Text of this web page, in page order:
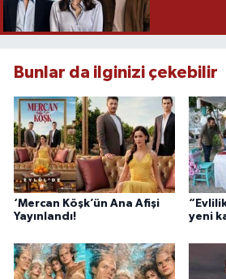
Bunlar da ilginizi çekebilir
‘Mercan Köşk’ün Ana Afişi
Yayınlandı!
yeni